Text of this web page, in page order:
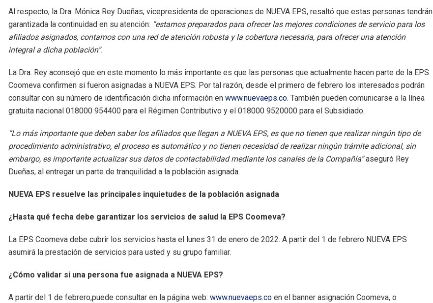
Al respecto, la Dra. Mónica Rey Dueñas, vicepresidenta de operaciones de NUEVA EPS, resaltó que estas personas tendrán
garantizada la continuidad en su atención: “estamos preparados para ofrecer las mejores condiciones de servicio para los
afiliados asignados, contamos con una red de atención robusta y la cobertura necesaria, para ofrecer una atención
integral a dicha población”.
La Dra. Rey aconsejó que en este momento lo más importante es que las personas que actualmente hacen parte de la EPS
Coomeva confirmen si fueron asignadas a NUEVA EPS. Por tal razón, desde el primero de febrero los interesados podrán
consultar con su número de identificación dicha información en www.nuevaeps.co. También pueden comunicarse a la línea
gratuita nacional 018000 954400 para el Régimen Contributivo y el 018000 9520000 para el Subsidiado.
“Lo más importante que deben saber los afiliados que llegan a NUEVA EPS, es que no tienen que realizar ningún tipo de
procedimiento administrativo, el proceso es automático y no tienen necesidad de realizar ningún trámite adicional, sin
embargo, es importante actualizar sus datos de contactabilidad mediante los canales de la Compañía”aseguró Rey
Dueñas, al entregar un parte de tranquilidad a la población asignada.
NUEVA EPS resuelve las principales inquietudes de la población asignada
¿Hasta qué fecha debe garantizar los servicios de salud la EPS Coomeva?
La EPS Coomeva debe cubrir los servicios hasta el lunes 31 de enero de 2022. A partir del 1 de febrero NUEVA EPS
asumirá la prestación de servicios para usted y su grupo familiar.
¿Cómo validar si una persona fue asignada a NUEVA EPS?
A partir del 1 de febrero,puede consultar en la página web: www.nuevaeps.co en el banner asignación Coomeva, o